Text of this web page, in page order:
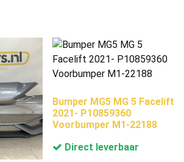
Bumper MG5 MG 5 Facelift
2021- P10859360
Voorbumper M1-22188
Direct leverbaar